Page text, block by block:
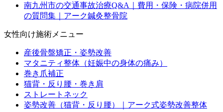
南九州市の交通事故治療Q&A｜費用・保険・病院併用
の質問集｜アーク鍼灸整骨院
女性向け施術メニュー
産後骨盤矯正・姿勢改善
マタニティ整体（妊娠中の身体の痛み）
巻き爪補正
猫背・反り腰・巻き肩
ストレートネック
姿勢改善（猫背・反り腰）｜アーク式姿勢改善整体